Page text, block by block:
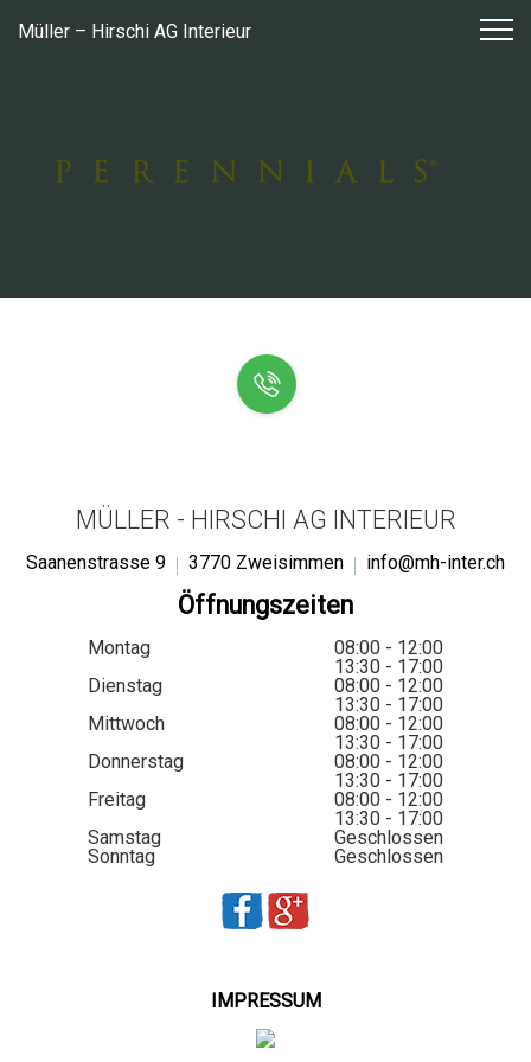
Inhalt
Müller – Hirschi AG Interieur
MÜLLER - HIRSCHI AG INTERIEUR
Saanenstrasse 9 3770 Zweisimmen info@mh-inter.ch
Öffnungszeiten
Montag
08:00 - 12:00
13:30 - 17:00
Dienstag
08:00 - 12:00
13:30 - 17:00
Mittwoch
08:00 - 12:00
13:30 - 17:00
Donnerstag
08:00 - 12:00
13:30 - 17:00
Freitag
08:00 - 12:00
13:30 - 17:00
Samstag
Geschlossen
Sonntag
Geschlossen
IMPRESSUM